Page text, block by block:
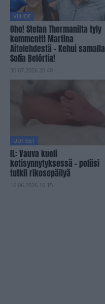
VIIHDE
Oho! Stefan Thermanilta tyly
kommentti Martina
Aitolehdestä – Kehui samalla
Sofia Belórfia!
30.07.2026 20.40
UUTISET
IL: Vauva kuoli
kotisynnytyksessä – poliisi
tutkii rikosepäilyä
16.06.2026 16.15